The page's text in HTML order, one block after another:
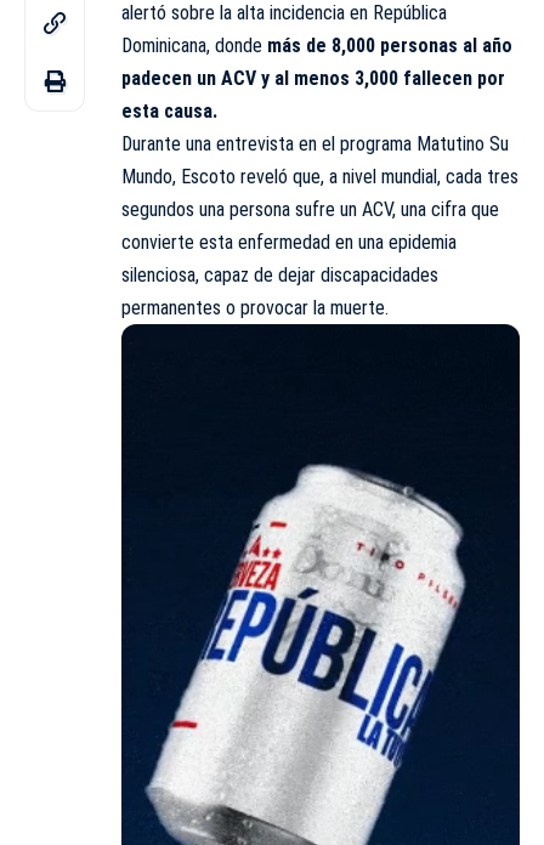
alertó sobre la alta incidencia en República
Dominicana, donde más de 8,000 personas al año
padecen un ACV y al menos 3,000 fallecen por
esta causa.
Durante una entrevista en el programa Matutino Su
Mundo, Escoto reveló que, a nivel mundial, cada tres
segundos una persona sufre un ACV, una cifra que
convierte esta enfermedad en una epidemia
silenciosa, capaz de dejar discapacidades
permanentes o provocar la muerte.